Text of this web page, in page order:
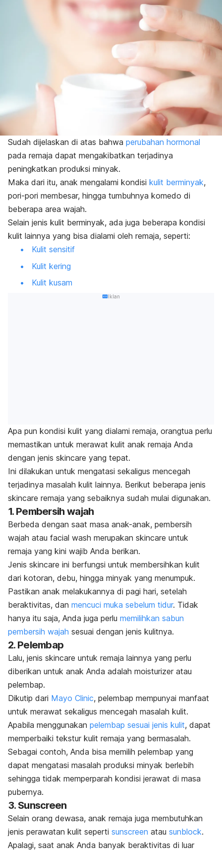
Sudah dijelaskan di atas bahwa perubahan hormonal
pada remaja dapat mengakibatkan terjadinya
peningkatkan produksi minyak.
Maka dari itu, anak mengalami kondisi kulit berminyak,
pori-pori membesar, hingga tumbuhnya komedo di
beberapa area wajah.
Selain jenis kulit berminyak, ada juga beberapa kondisi
kulit lainnya yang bisa dialami oleh remaja, seperti:
Kulit sensitif
Kulit kering
Kulit kusam
Iklan
Apa pun kondisi kulit yang dialami remaja, orangtua perlu
memastikan untuk merawat kulit anak remaja Anda
dengan jenis skincare yang tepat.
Ini dilakukan untuk mengatasi sekaligus mencegah
terjadinya masalah kulit lainnya. Berikut beberapa jenis
skincare remaja yang sebaiknya sudah mulai digunakan.
1. Pembersih wajah
Berbeda dengan saat masa anak-anak, pembersih
wajah atau facial wash merupakan skincare untuk
remaja yang kini wajib Anda berikan.
Jenis skincare ini berfungsi untuk membersihkan kulit
dari kotoran, debu, hingga minyak yang menumpuk.
Pastikan anak melakukannya di pagi hari, setelah
beraktivitas, dan mencuci muka sebelum tidur. Tidak
hanya itu saja, Anda juga perlu memilihkan sabun
pembersih wajah sesuai dengan jenis kulitnya.
2. Pelembap
Lalu, jenis skincare untuk remaja lainnya yang perlu
diberikan untuk anak Anda adalah moisturizer atau
pelembap.
Dikutip dari Mayo Clinic, pelembap mempunyai manfaat
untuk merawat sekaligus mencegah masalah kulit.
Apabila menggunakan pelembap sesuai jenis kulit, dapat
memperbaiki tekstur kulit remaja yang bermasalah.
Sebagai contoh, Anda bisa memilih pelembap yang
dapat mengatasi masalah produksi minyak berlebih
sehingga tidak memperparah kondisi jerawat di masa
pubernya.
3. Sunscreen
Selain orang dewasa, anak remaja juga membutuhkan
jenis perawatan kulit seperti sunscreen atau sunblock.
Apalagi, saat anak Anda banyak beraktivitas di luar